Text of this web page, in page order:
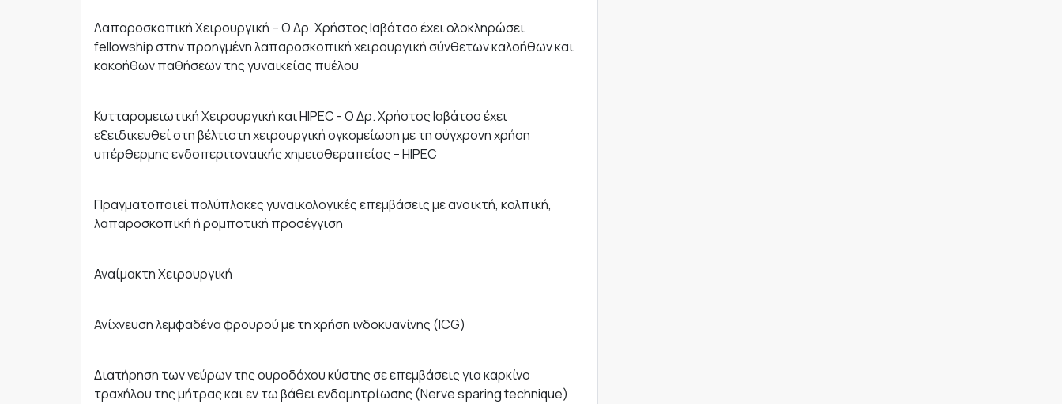
Λαπαροσκοπική Χειρουργική – Ο Δρ. Χρήστος Ιαβάτσο έχει ολοκληρώσει
fellowship στην προηγμένη λαπαροσκοπική χειρουργική σύνθετων καλοήθων και
κακοήθων παθήσεων της γυναικείας πυέλου
Κυτταρομειωτική Χειρουργική και HIPEC - Ο Δρ. Χρήστος Ιαβάτσο έχει
εξειδικευθεί στη βέλτιστη χειρουργική ογκομείωση με τη σύγχρονη χρήση
υπέρθερμης ενδοπεριτοναικής χημειοθεραπείας – HIPEC
Πραγματοποιεί πολύπλοκες γυναικολογικές επεμβάσεις με ανοικτή, κολπική,
λαπαροσκοπική ή ρομποτική προσέγγιση
Αναίμακτη Χειρουργική
Ανίχνευση λεμφαδένα φρουρού με τη χρήση ινδοκυανίνης (ICG)
Διατήρηση των νεύρων της ουροδόχου κύστης σε επεμβάσεις για καρκίνο
τραχήλου της μήτρας και εν τω βάθει ενδομητρίωσης (Nerve sparing technique)